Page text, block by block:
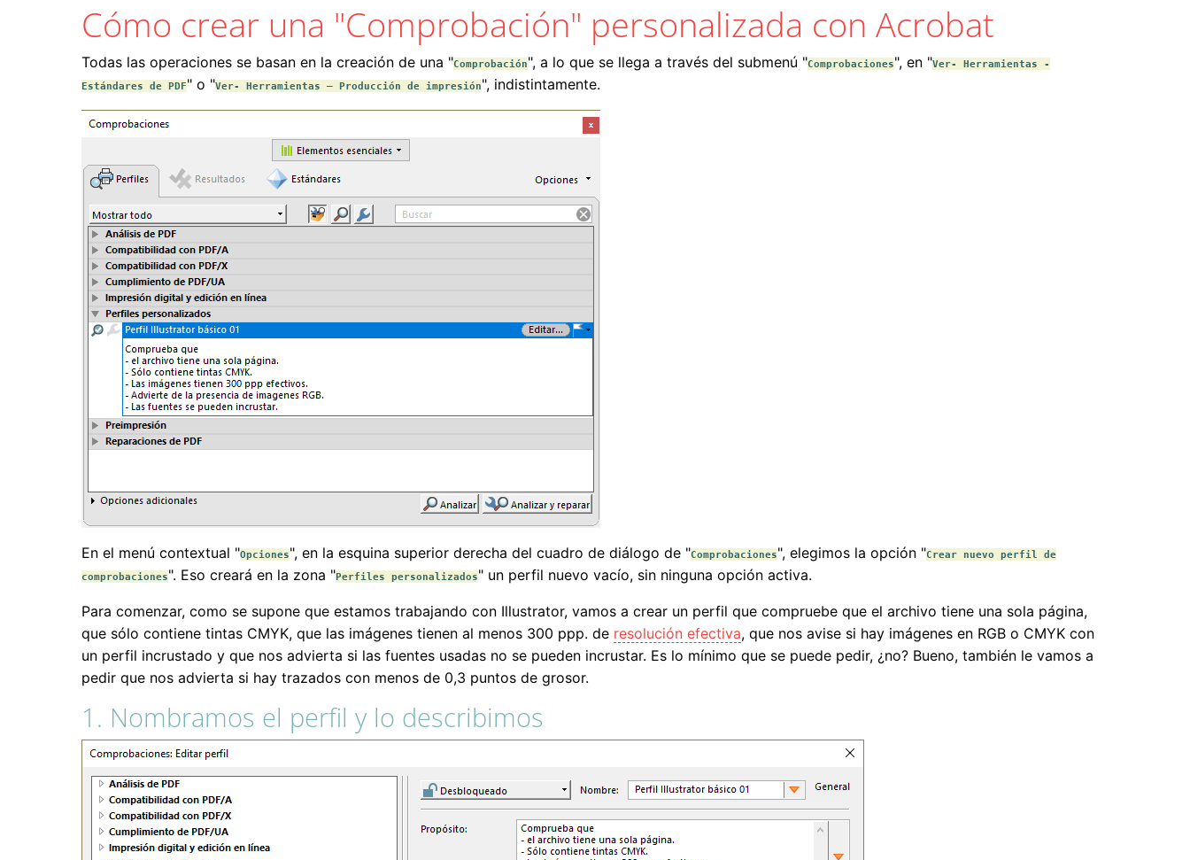
Cómo crear una "Comprobación" personalizada con Acrobat
Todas las operaciones se basan en la creación de una "Comprobación", a lo que se llega a través del submenú "Comprobaciones", en "Ver- Herramientas -
Estándares de PDF" o "Ver- Herramientas – Producción de impresión", indistintamente.
En el menú contextual "Opciones", en la esquina superior derecha del cuadro de diálogo de "Comprobaciones", elegimos la opción "Crear nuevo perfil de
comprobaciones". Eso creará en la zona "Perfiles personalizados" un perfil nuevo vacío, sin ninguna opción activa.
Para comenzar, como se supone que estamos trabajando con Illustrator, vamos a crear un perfil que compruebe que el archivo tiene una sola página,
que sólo contiene tintas CMYK, que las imágenes tienen al menos 300 ppp. de resolución efectiva, que nos avise si hay imágenes en RGB o CMYK con
un perfil incrustado y que nos advierta si las fuentes usadas no se pueden incrustar. Es lo mínimo que se puede pedir, ¿no? Bueno, también le vamos a
pedir que nos advierta si hay trazados con menos de 0,3 puntos de grosor.
1. Nombramos el perfil y lo describimos